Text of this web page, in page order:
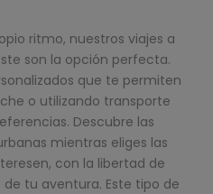
ritmo, nuestros viajes a
son la opción perfecta.
que te permiten
o utilizando transporte
Descubre las
mientras eliges las
con la libertad de
tu aventura. Este tipo de